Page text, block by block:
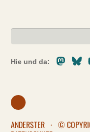
Hie und da:
ANDERSTER · ©